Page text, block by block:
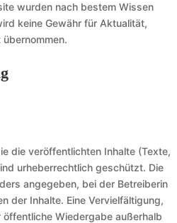
wurden nach bestem Wissen
keine Gewähr für Aktualität,
die veröffentlichten Inhalte (Texte,
urheberrechtlich geschützt. Die
angegeben, bei der Betreiberin
der Inhalte. Eine Vervielfältigung,
Wiedergabe außerhalb